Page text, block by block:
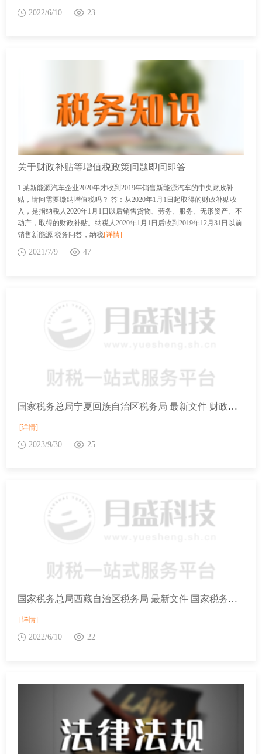
2022/6/10 23
关于财政补贴等增值税政策问题即问即答
1.某新能源汽车企业2020年才收到2019年销售新能源汽车的中央财政补
贴，请问需要缴纳增值税吗？ 答：从2020年1月1日起取得的财政补贴收
入，是指纳税人2020年1月1日以后销售货物、劳务、服务、无形资产、不
动产，取得的财政补贴。纳税人2020年1月1日后收到2019年12月31日以前
销售新能源 税务问答，纳税[详情]
2021/7/9 47
国家税务总局宁夏回族自治区税务局 最新文件 财政部 中国人民银行关于进一步加强代扣代收代征税款手续费管理的通知
[详情]
2023/9/30 25
国家税务总局西藏自治区税务局 最新文件 国家税务总局关于企业预缴申报享受研发费用加计扣除优惠政策有关事项的公告
[详情]
2022/6/10 22